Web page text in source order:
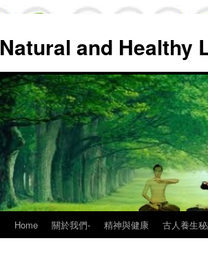
Natural and Healthy
SkipHome 關於我們- 精神與健康 古人養生